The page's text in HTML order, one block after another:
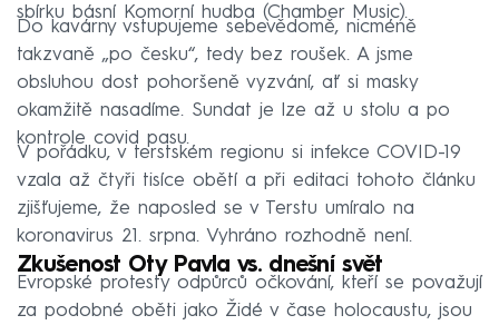
sbírku básní Komorní hudba (Chamber Music).
Do kavárny vstupujeme sebevědomě, nicméně
takzvaně „po česku“, tedy bez roušek. A jsme
obsluhou dost pohoršeně vyzvání, ať si masky
okamžitě nasadíme. Sundat je lze až u stolu a po
kontrole covid pasu.
V pořádku, v terstském regionu si infekce COVID-19
vzala až čtyři tisíce obětí a při editaci tohoto článku
zjišťujeme, že naposled se v Terstu umíralo na
koronavirus 21. srpna. Vyhráno rozhodně není.
Zkušenost Oty Pavla vs. dnešní svět
Evropské protesty odpůrců očkování, kteří se považují
za podobné oběti jako Židé v čase holocaustu, jsou